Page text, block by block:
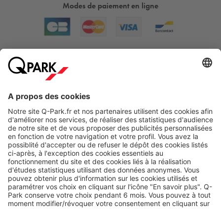
Modes de paiement en ligne
Nos produits
Nos services